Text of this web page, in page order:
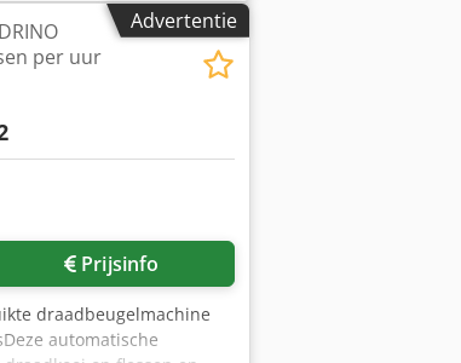
Advertentie
per uur
Prijsinfo
draadbeugelmachine
automatische